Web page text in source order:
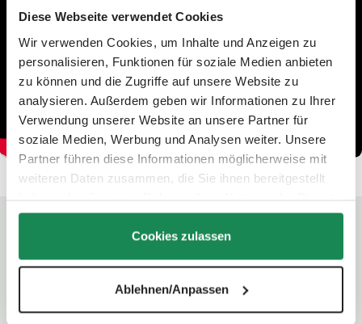
Diese Webseite verwendet Cookies
Wir verwenden Cookies, um Inhalte und Anzeigen zu
personalisieren, Funktionen für soziale Medien anbieten
zu können und die Zugriffe auf unsere Website zu
analysieren. Außerdem geben wir Informationen zu Ihrer
Verwendung unserer Website an unsere Partner für
soziale Medien, Werbung und Analysen weiter. Unsere
Partner führen diese Informationen möglicherweise mit
weiteren Daten zusammen, die Sie ihnen bereitgestellt
gesammelt haben.
Cookies zulassen
Ablehnen/Anpassen
Dimensiones:4,0 x 25,0 x 18,0 cm (l x a x a)